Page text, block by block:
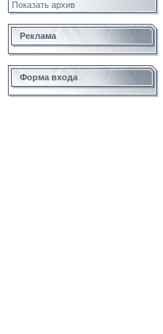
Показать архив
Реклама
Форма входа